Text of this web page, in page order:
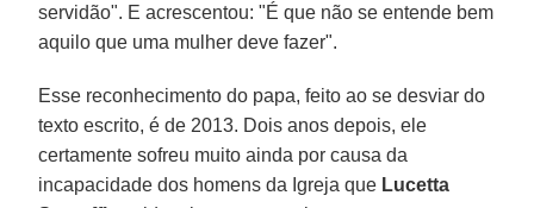
servidão". E acrescentou: "É que não se entende bem
aquilo que uma mulher deve fazer".
Esse reconhecimento do papa, feito ao se desviar do
texto escrito, é de 2013. Dois anos depois, ele
certamente sofreu muito ainda por causa da
incapacidade dos homens da Igreja que Lucetta